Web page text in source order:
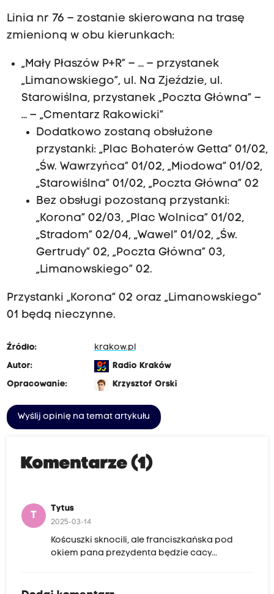
Linia nr 76 – zostanie skierowana na trasę
zmienioną w obu kierunkach:
„Mały Płaszów P+R” – … – przystanek
„Limanowskiego”, ul. Na Zjeździe, ul.
Starowiślna, przystanek „Poczta Główna” –
… – „Cmentarz Rakowicki”
Dodatkowo zostaną obsłużone
przystanki: „Plac Bohaterów Getta” 01/02,
„Św. Wawrzyńca” 01/02, „Miodowa” 01/02,
„Starowiślna” 01/02, „Poczta Główna” 02
Bez obsługi pozostaną przystanki:
„Korona” 02/03, „Plac Wolnica” 01/02,
„Stradom” 02/04, „Wawel” 01/02, „Św.
Gertrudy” 02, „Poczta Główna” 03,
„Limanowskiego” 02.
Przystanki „Korona” 02 oraz „Limanowskiego”
01 będą nieczynne.
Źródło:
krakow.pl
Autor:
Radio Kraków
Opracowanie:
Krzysztof Orski
Wyślij opinię na temat artykułu
Komentarze (1)
T
Tytus
2025-03-14
Koścuszki sknocili, ale franciszkańska pod
okiem pana prezydenta będzie cacy...